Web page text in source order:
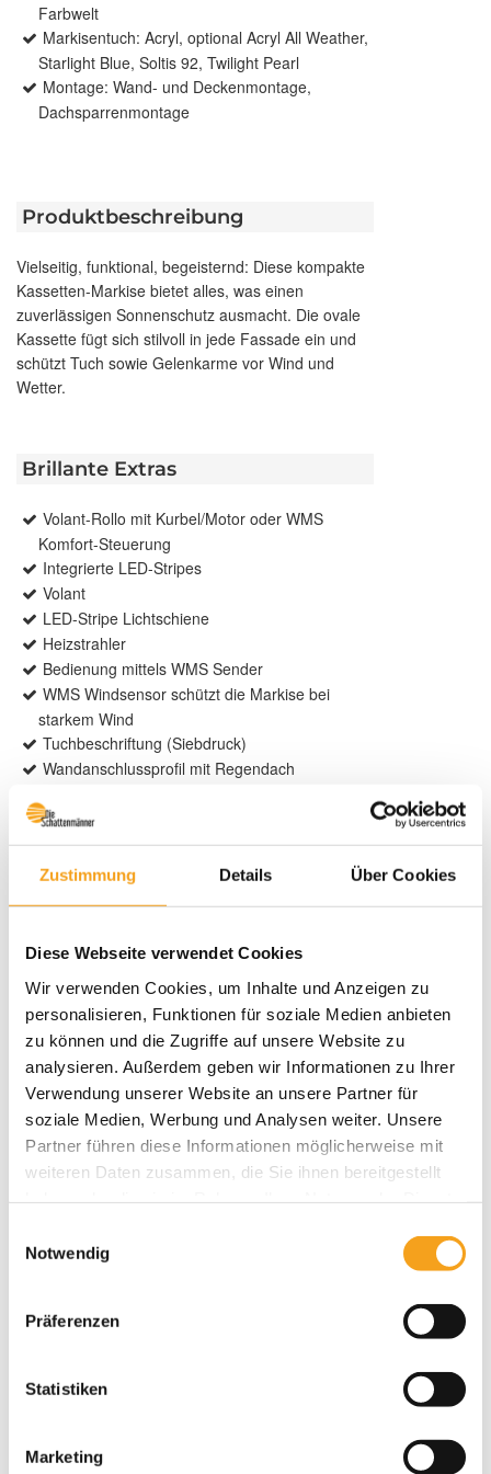
Zustimmung Details Über Cookies
Diese Webseite verwendet Cookies
Wir verwenden Cookies, um Inhalte und Anzeigen zu
personalisieren, Funktionen für soziale Medien anbieten
zu können und die Zugriffe auf unsere Website zu
analysieren. Außerdem geben wir Informationen zu Ihrer
Verwendung unserer Website an unsere Partner für
soziale Medien, Werbung und Analysen weiter. Unsere
Partner führen diese Informationen möglicherweise mit
weiteren Daten zusammen, die Sie ihnen bereitgestellt
Notwendig
Präferenzen
Statistiken
Marketing
Farbwelt
Markisentuch: Acryl, optional Acryl All Weather,
Starlight Blue, Soltis 92, Twilight Pearl
Montage: Wand- und Deckenmontage,
Dachsparrenmontage
Produktbeschreibung
Vielseitig, funktional, begeisternd: Diese kompakte
Kassetten-Markise bietet alles, was einen
zuverlässigen Sonnenschutz ausmacht. Die ovale
Kassette fügt sich stilvoll in jede Fassade ein und
schützt Tuch sowie Gelenkarme vor Wind und
Wetter.
Brillante Extras
Volant-Rollo mit Kurbel/Motor oder WMS
Komfort-Steuerung
Integrierte LED-Stripes
Volant
LED-Stripe Lichtschiene
Heizstrahler
Bedienung mittels WMS Sender
WMS Windsensor schützt die Markise bei
starkem Wind
Tuchbeschriftung (Siebdruck)
Wandanschlussprofil mit Regendach
Ausstattungsextras Terrea Terrassen-
Farben & Stoffe
Weitere Informationen
Das könnte Sie auch interessieren